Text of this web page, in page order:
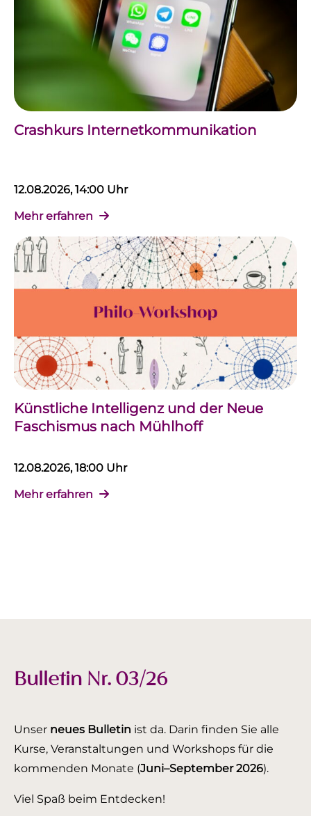
Crashkurs Internetkommunikation
12.08.2026, 14:00 Uhr
Mehr erfahren
Künstliche Intelligenz und der Neue
Faschismus nach Mühlhoff
12.08.2026, 18:00 Uhr
Mehr erfahren
Bulletin Nr. 03/26
Unser neues Bulletin ist da. Darin finden Sie alle
Kurse, Veranstaltungen und Workshops für die
kommenden Monate (Juni–September 2026).
Viel Spaß beim Entdecken!